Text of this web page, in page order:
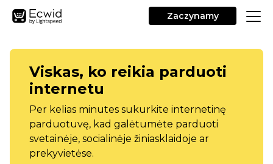
Zaczynamy
Viskas, ko reikia parduoti
internetu
Per kelias minutes sukurkite internetinę
parduotuvę, kad galėtumėte parduoti
svetainėje, socialinėje žiniasklaidoje ar
prekyvietėse.